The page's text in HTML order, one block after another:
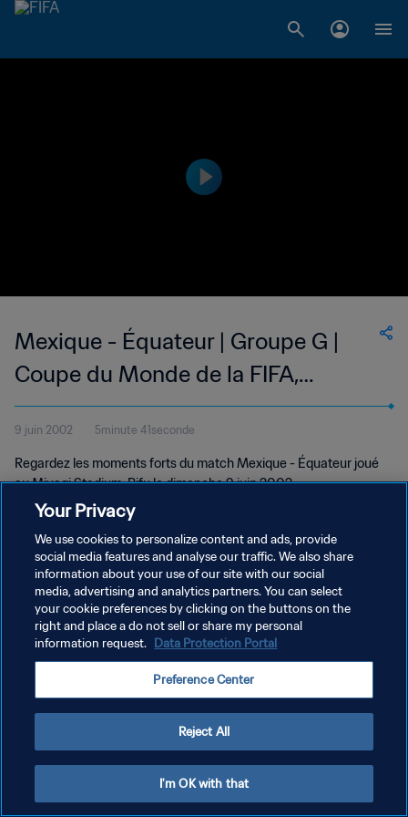
Mexique - Équateur | Groupe G |
Coupe du Monde de la FIFA,
Corée/Japon 2002™ | Résumé vidéo
9 juin 2002 5minute 41seconde
Regardez les moments forts du match Mexique - Équateur joué
au Miyagi Stadium, Rifu le dimanche 9 juin 2002.
POLITIQUE DE CONFIDENTIALITÉ
CONDITIONS D'UTILISATION
GÉRER VOS PRÉFÉRENCES SUR LES COOKIES
Your Privacy
We use cookies to personalize content and ads, provide
social media features and analyse our traffic. We also share
information about your use of our site with our social
media, advertising and analytics partners. You can select
your cookie preferences by clicking on the buttons on the
right and place a do not sell or share my personal
information request. Data Protection Portal
Preference Center
Reject All
I'm OK with that